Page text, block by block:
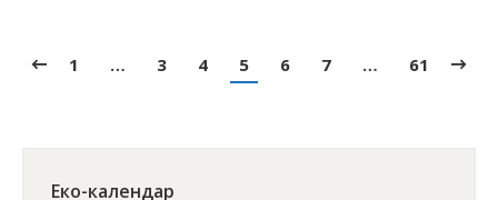
1 … 3 4 5 6 7 … 61
Еко-календар